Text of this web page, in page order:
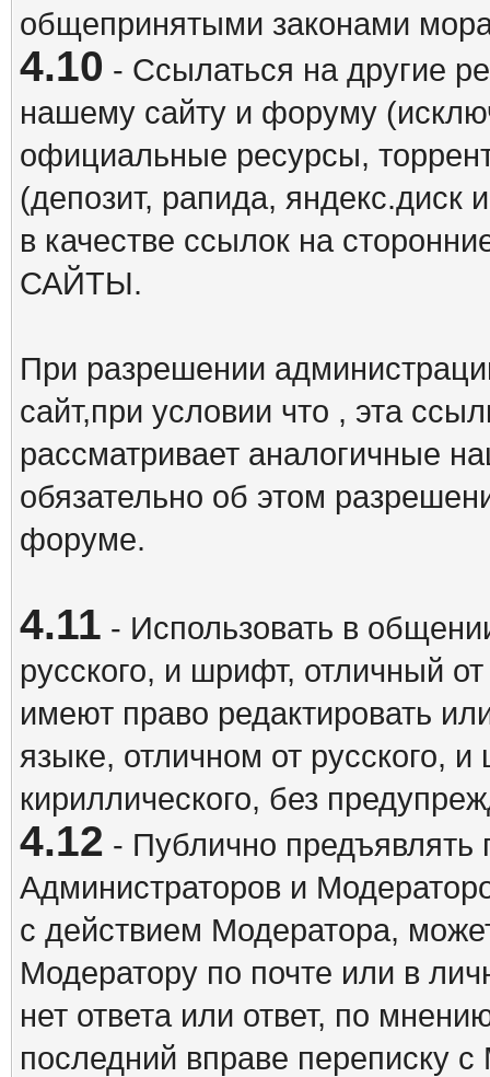
общепринятыми законами
4.10 - Ссылаться на другие
нашему сайту и форуму
официальные ресурсы,
(депозит, рапида, яндекс.диск
в качестве ссылок на
САЙТЫ.
При разрешении
сайт,при условии что , эта
рассматривает аналогичные
обязательно об этом
форуме.
4.11 - Использовать в
русского, и шрифт, отличный
имеют право редактировать
языке, отличном от русского,
кириллического, без
4.12 - Публично предъявлять
Администраторов и
с действием Модератора,
Модератору по почте или в
нет ответа или ответ, по
последний вправе переписку